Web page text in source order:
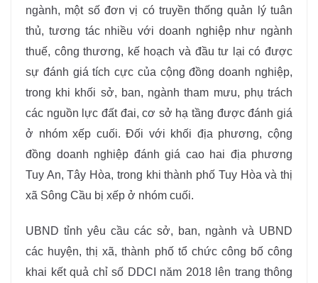
ngành, một số đơn vị có truyền thống quản lý tuân
thủ, tương tác nhiều với doanh nghiệp như ngành
thuế, công thương, kế hoạch và đầu tư lại có được
sự đánh giá tích cực của cộng đồng doanh nghiệp,
trong khi khối sở, ban, ngành tham mưu, phụ trách
các nguồn lực đất đai, cơ sở hạ tầng được đánh giá
ở nhóm xếp cuối. Đối với khối địa phương, cộng
đồng doanh nghiệp đánh giá cao hai địa phương
Tuy An, Tây Hòa, trong khi thành phố Tuy Hòa và thị
xã Sông Cầu bị xếp ở nhóm cuối.
UBND tỉnh yêu cầu các sở, ban, ngành và UBND
các huyện, thị xã, thành phố tổ chức công bố công
khai kết quả chỉ số DDCI năm 2018 lên trang thông